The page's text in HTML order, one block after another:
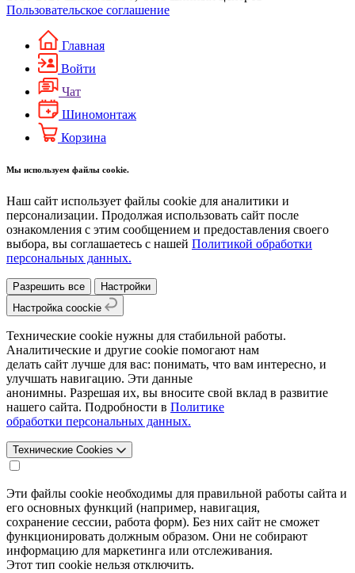
Пользовательское соглашение
Главная
Войти
Чат
Шиномонтаж
Корзина
Мы используем файлы cookie.
Наш сайт использует файлы cookie для аналитики и
персонализации. Продолжая использовать сайт после
ознакомления с этим сообщением и предоставления своего
выбора, вы соглашаетесь с нашей Политикой обработки
персональных данных.
Разрешить все
Настройки
Настройка coockie
Технические cookie нужны для стабильной работы.
Аналитические и другие cookie помогают нам
делать сайт лучше для вас: понимать, что вам интересно, и
улучшать навигацию. Эти данные
анонимны. Разрешая их, вы вносите свой вклад в развитие
нашего сайта. Подробности в Политике
обработки персональных данных.
Технические Cookies
Эти файлы cookie необходимы для правильной работы сайта и
его основных функций (например, навигация,
сохранение сессии, работа форм). Без них сайт не сможет
функционировать должным образом. Они не собирают
информацию для маркетинга или отслеживания.
Этот тип cookie нельзя отключить.